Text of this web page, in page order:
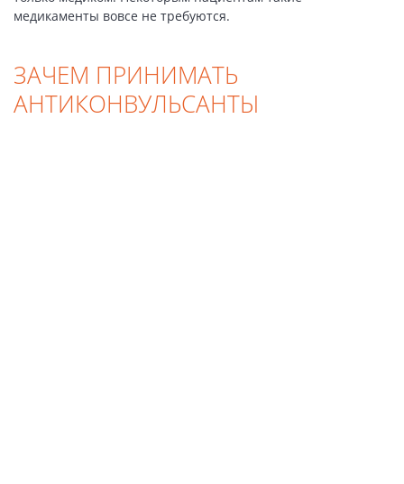
медикаменты вовсе не требуются.
ЗАЧЕМ ПРИНИМАТЬ
АНТИКОНВУЛЬСАНТЫ